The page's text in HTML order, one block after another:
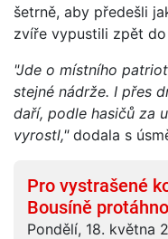
šetrně, aby předešli
zvíře vypustili zpět
"Jde o místního
stejné nádrže. I přes
daří, podle hasičů za
vyrostl,"dodala s
Pro vystrašené
Bousíně
Pondělí, 18. května